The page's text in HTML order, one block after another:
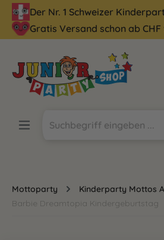
springen
Der Nr. 1 Schweizer
Gratis Versand schon ab CHF
Mottoparty
Kinderparty Mottos
Barbie Dreamtopia Kindergeburtstag